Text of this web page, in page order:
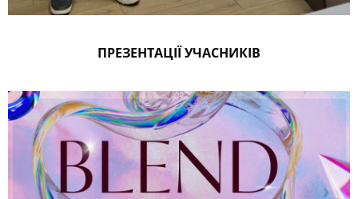
ПРЕЗЕНТАЦІЇ УЧАСНИКІВ